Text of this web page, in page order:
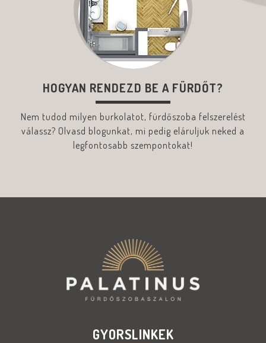
HOGYAN RENDEZD BE A FÜRDŐT?
Nem tudod milyen burkolatot, fürdőszoba felszerelést
válassz? Olvasd blogunkat, mi pedig eláruljuk neked a
legfontosabb szempontokat!
GYORSLINKEK